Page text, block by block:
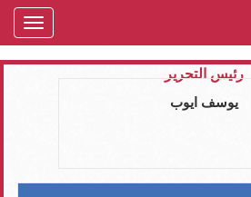
رئيس التحرير
يوسف ايوب